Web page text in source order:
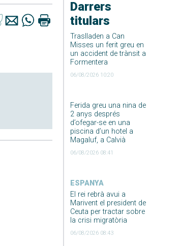
Darrers
titulars
Traslladen a Can
Misses un ferit greu en
un accident de trànsit a
Formentera
06/08/2026 10:20
Ferida greu una nina de
2 anys després
d’ofegar-se en una
piscina d’un hotel a
Magaluf, a Calvià
06/08/2026 08:41
ESPANYA
El rei rebrà avui a
Marivent el president de
Ceuta per tractar sobre
la crisi migratòria
06/08/2026 08:43